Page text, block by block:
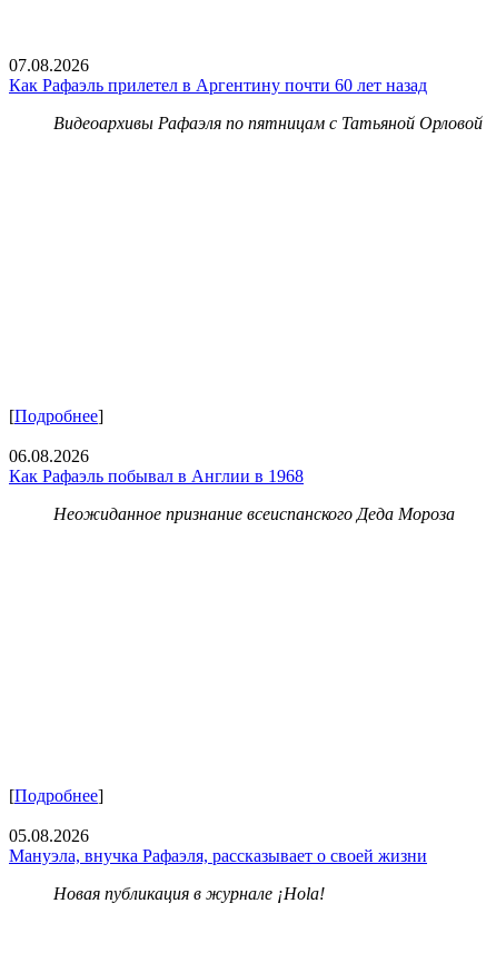
07.08.2026
Как Рафаэль прилетел в Аргентину почти 60 лет назад
Видеоархивы Рафаэля по пятницам с Татьяной Орловой
[Подробнее]
06.08.2026
Как Рафаэль побывал в Англии в 1968
Неожиданное признание всеиспанского Деда Мороза
[Подробнее]
05.08.2026
Мануэла, внучка Рафаэля, рассказывает о своей жизни
Новая публикация в журнале ¡Hola!